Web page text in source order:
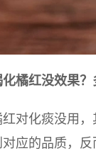
橘红没效果
对化痰没用
应的品质，反